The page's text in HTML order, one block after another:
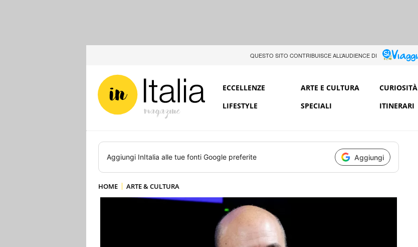
QUESTO SITO CONTRIBUISCE ALL’AUDIENCE DI
ECCELLENZE ARTE E CULTURA CURIOSITÀ
LIFESTYLE
SPECIALI ITINERARI
Aggiungi InItalia alle tue fonti Google preferite Aggiungi
HOME ARTE & CULTURA